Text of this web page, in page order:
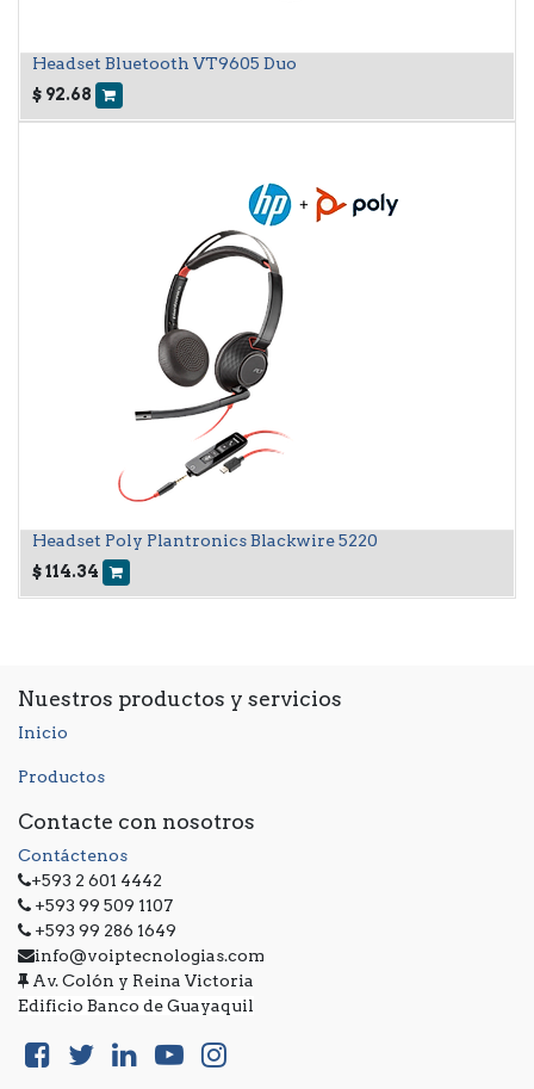
Headset Bluetooth VT9605 Duo
$ 92.68
Headset Poly Plantronics Blackwire 5220
$114.34
Nuestros productos y servicios
Inicio
Productos
Contacte con nosotros
Contáctenos
+593 2 601 4442
+593 99 509 1107
+593 99 286 1649
info@voiptecnologias.com
Av. Colón y Reina Victoria
Edificio Banco de Guayaquil